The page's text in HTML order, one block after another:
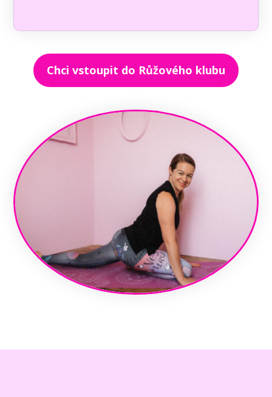
Chci vstoupit do Růžového klubu